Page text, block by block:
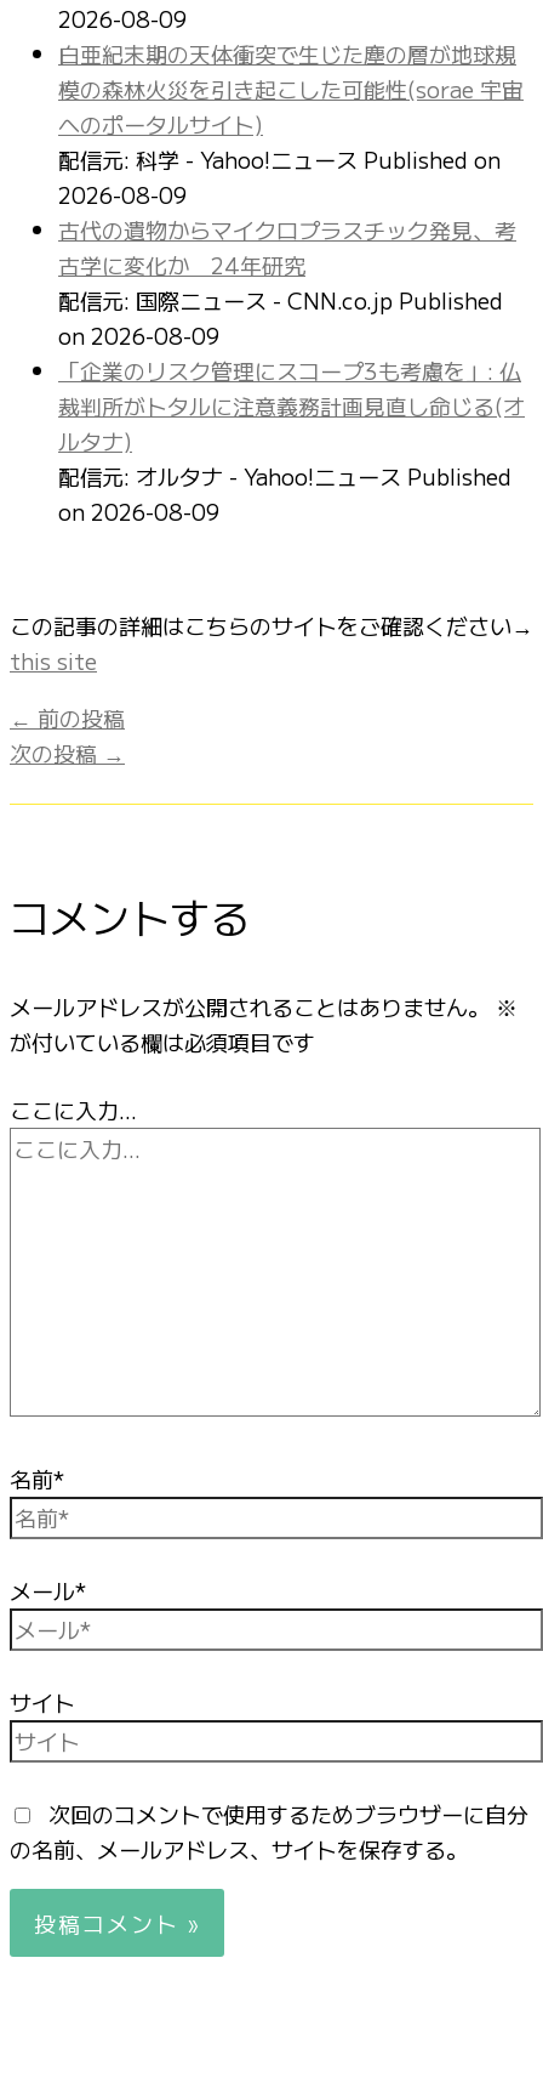
2026-08-09
白亜紀末期の天体衝突で生じた塵の層が地球規
模の森林火災を引き起こした可能性(sorae 宇宙
へのポータルサイト)
配信元: 科学 - Yahoo!ニュース Published on
2026-08-09
古代の遺物からマイクロプラスチック発見、考
古学に変化か 24年研究
配信元: 国際ニュース - CNN.co.jp Published
on 2026-08-09
「企業のリスク管理にスコープ3も考慮を」: 仏
裁判所がトタルに注意義務計画見直し命じる(オ
ルタナ)
配信元: オルタナ - Yahoo!ニュース Published
on 2026-08-09
この記事の詳細はこちらのサイトをご確認ください→
this site
← 前の投稿
次の投稿 →
コメントする
メールアドレスが公開されることはありません。
※
が付いている欄は必須項目です
ここに入力…
名前*
メール*
サイト
次回のコメントで使用するためブラウザーに自分
の名前、メールアドレス、サイトを保存する。